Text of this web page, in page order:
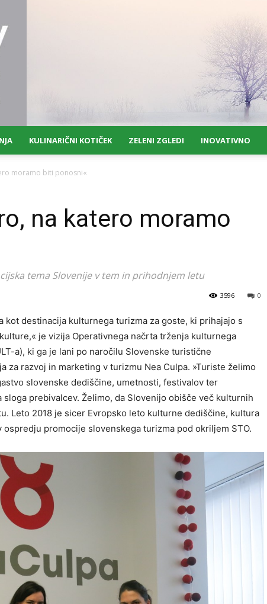
KULINARIČNI KOTIČEK ZELENI ZGLEDI INOVATIVNO
moramo biti ponosni«
na katero moramo
tema Slovenije v tem in prihodnjem letu
0
3596
kot destinacija kulturnega turizma za goste, ki prihajajo s
je vizija Operativnega načrta trženja kulturnega
a), ki ga je lani po naročilu Slovenske turistične
za razvoj in marketing v turizmu Nea Culpa. »Turiste želimo
slovenske dediščine, umetnosti, festivalov ter
prebivalcev. Želimo, da Slovenijo obišče več kulturnih
Leto 2018 je sicer Evropsko leto kulturne dediščine, kultura
promocije slovenskega turizma pod okriljem STO.